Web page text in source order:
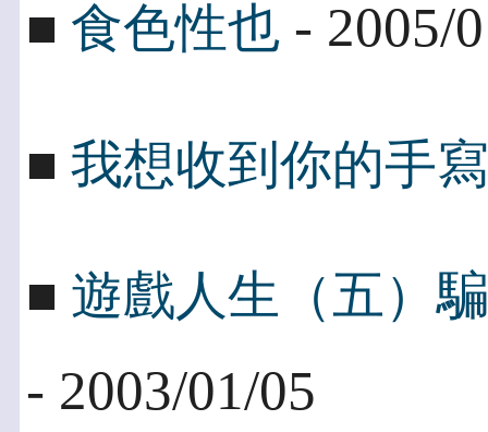
■ 食色性也 - 2005/
■ 我想收到你的手
■ 遊戲人生（五）
- 2003/01/05